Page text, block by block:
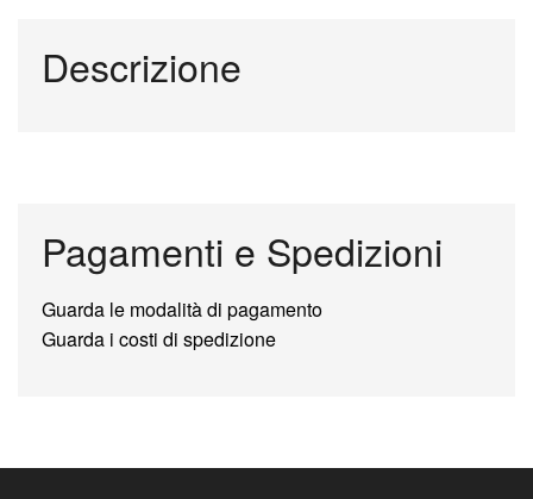
Descrizione
Pagamenti e Spedizioni
Guarda le modalità di pagamento
Guarda i costi di spedizione